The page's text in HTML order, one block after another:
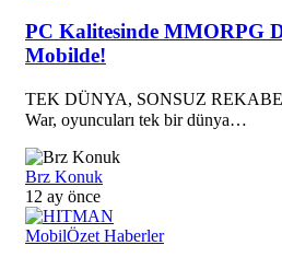
PC Kalitesinde MMORPG
Mobilde!
TEK DÜNYA, SONSUZ
War, oyuncuları tek bir dünya…
Brz Konuk
12 ay önce
MobilÖzet Haberler